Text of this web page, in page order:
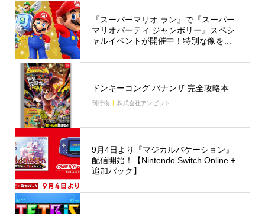
『スーパーマリオ ラン』で『スーパー
マリオパーティ ジャンボリー』スペシ
ャルイベントが開催中！特別な像を...
ドンキーコング バナンザ 完全攻略本
刊行物 株式会社アンビット
9月4日より『マジカルバケーション』
配信開始！【Nintendo Switch Online +
追加パック】